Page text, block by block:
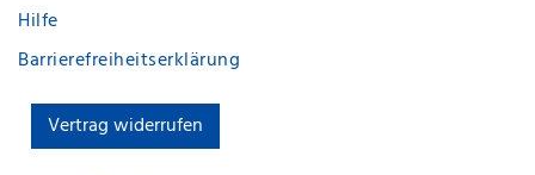
Hilfe
Barrierefreiheitserklärung
Vertrag widerrufen